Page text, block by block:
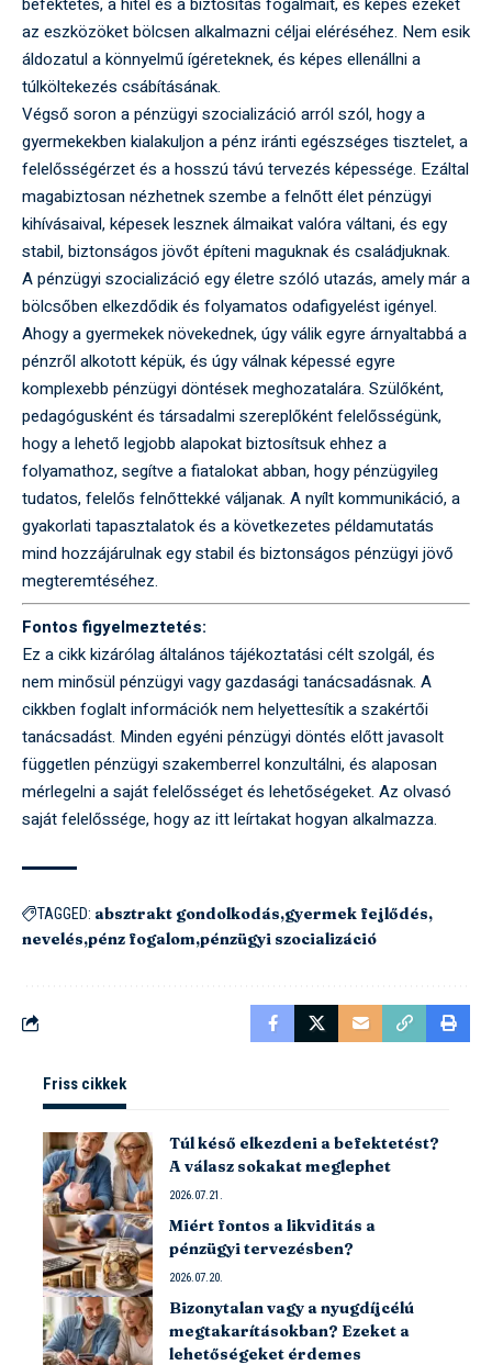
az eszközöket bölcsen alkalmazni céljai eléréséhez. Nem esik
áldozatul a könnyelmű ígéreteknek, és képes ellenállni a
túlköltekezés csábításának.
Végső soron a pénzügyi szocializáció arról szól, hogy a
gyermekekben kialakuljon a pénz iránti egészséges tisztelet, a
felelősségérzet és a hosszú távú tervezés képessége. Ezáltal
magabiztosan nézhetnek szembe a felnőtt élet pénzügyi
kihívásaival, képesek lesznek álmaikat valóra váltani, és egy
stabil, biztonságos jövőt építeni maguknak és családjuknak.
A pénzügyi szocializáció egy életre szóló utazás, amely már a
bölcsőben elkezdődik és folyamatos odafigyelést igényel.
Ahogy a gyermekek növekednek, úgy válik egyre árnyaltabbá a
pénzről alkotott képük, és úgy válnak képessé egyre
komplexebb pénzügyi döntések meghozatalára. Szülőként,
pedagógusként és társadalmi szereplőként felelősségünk,
hogy a lehető legjobb alapokat biztosítsuk ehhez a
folyamathoz, segítve a fiatalokat abban, hogy pénzügyileg
tudatos, felelős felnőttekké váljanak. A nyílt kommunikáció, a
gyakorlati tapasztalatok és a következetes példamutatás
mind hozzájárulnak egy stabil és biztonságos pénzügyi jövő
megteremtéséhez.
Fontos figyelmeztetés:
Ez a cikk kizárólag általános tájékoztatási célt szolgál, és
nem minősül pénzügyi vagy gazdasági tanácsadásnak. A
cikkben foglalt információk nem helyettesítik a szakértői
tanácsadást. Minden egyéni pénzügyi döntés előtt javasolt
független pénzügyi szakemberrel konzultálni, és alaposan
mérlegelni a saját felelősséget és lehetőségeket. Az olvasó
saját felelőssége, hogy az itt leírtakat hogyan alkalmazza.
TAGGED: absztrakt gondolkodás gyermek fejlődés
nevelés pénz fogalom pénzügyi szocializáció
Friss cikkek
Túl késő elkezdeni a befektetést?
A válasz sokakat meglephet
2026.07.21.
Miért fontos a likviditás a
pénzügyi tervezésben?
2026.07.20.
Bizonytalan vagy a nyugdíjcélú
megtakarításokban? Ezeket a
lehetőségeket érdemes